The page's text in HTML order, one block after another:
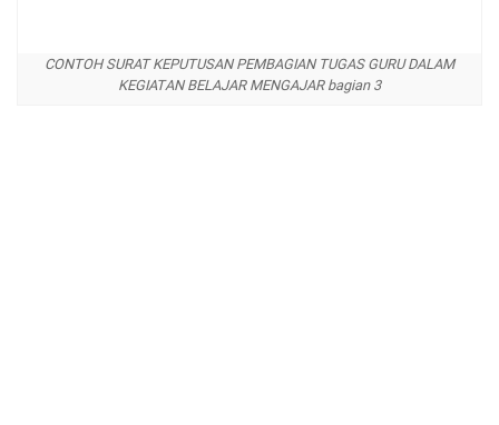
CONTOH SURAT KEPUTUSAN PEMBAGIAN TUGAS GURU DALAM
KEGIATAN BELAJAR MENGAJAR bagian 3